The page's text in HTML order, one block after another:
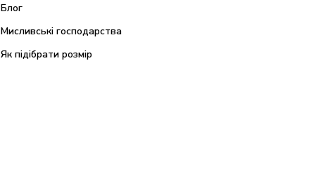
Блог
Мисливські господарства
Як підібрати розмір